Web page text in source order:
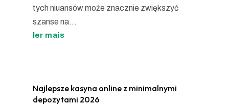
tych niuansów może znacznie zwiększyć
szanse na...
ler mais
Najlepsze kasyna online z minimalnymi
depozytami 2026